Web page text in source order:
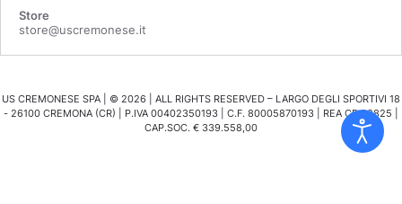
Store
store@uscremonese.it
US CREMONESE SPA | © 2026 | ALL RIGHTS RESERVED – LARGO DEGLI SPORTIVI 18
- 26100 CREMONA (CR) | P.IVA 00402350193 | C.F. 80005870193 | REA CR 98825 |
CAP.SOC. € 339.558,00